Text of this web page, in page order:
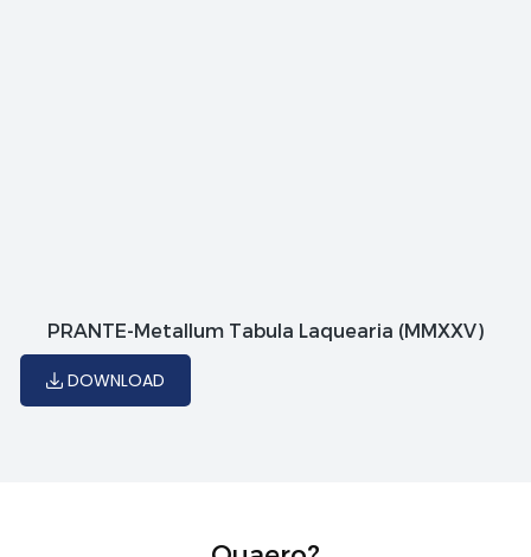
PRANTE-Metallum Tabula Laquearia (MMXXV)
DOWNLOAD